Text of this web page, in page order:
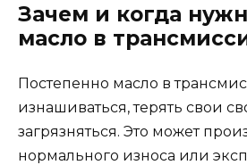
Зачем и когда
масло в
Постепенно масло в
изнашиваться, терять свои
загрязняться. Это может
нормального износа или